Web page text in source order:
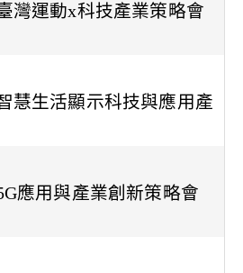
灣運動x科技產業策略會
慧生活顯示科技與應用產
應用與產業創新策略會